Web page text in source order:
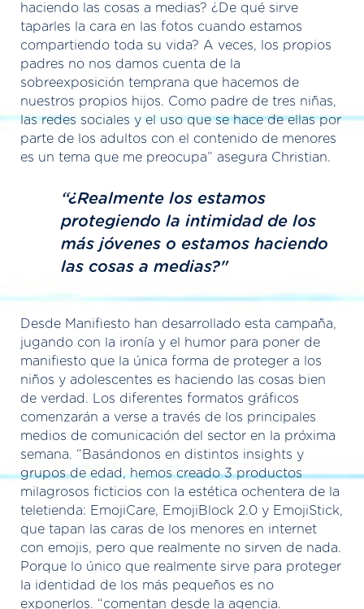
haciendo las cosas a medias? ¿De qué sirve
taparles la cara en las fotos cuando estamos
compartiendo toda su vida? A veces, los propios
padres no nos damos cuenta de la
sobreexposición temprana que hacemos de
nuestros propios hijos. Como padre de tres niñas,
las redes sociales y el uso que se hace de ellas por
parte de los adultos con el contenido de menores
es un tema que me preocupa” asegura Christian.
“¿Realmente los estamos
protegiendo la intimidad de los
más jóvenes o estamos haciendo
las cosas a medias?"
Desde Manifiesto han desarrollado esta campaña,
jugando con la ironía y el humor para poner de
manifiesto que la única forma de proteger a los
niños y adolescentes es haciendo las cosas bien
de verdad. Los diferentes formatos gráficos
comenzarán a verse a través de los principales
medios de comunicación del sector en la próxima
semana. “Basándonos en distintos insights y
grupos de edad, hemos creado 3 productos
milagrosos ficticios con la estética ochentera de la
teletienda: EmojiCare, EmojiBlock 2.0 y EmojiStick,
que tapan las caras de los menores en internet
con emojis, pero que realmente no sirven de nada.
Porque lo único que realmente sirve para proteger
la identidad de los más pequeños es no
exponerlos. “comentan desde la agencia.